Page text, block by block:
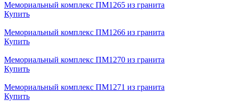
Мемориальный комплекс ПМ1265 из гранита
Купить
Мемориальный комплекс ПМ1266 из гранита
Купить
Мемориальный комплекс ПМ1270 из гранита
Купить
Мемориальный комплекс ПМ1271 из гранита
Купить